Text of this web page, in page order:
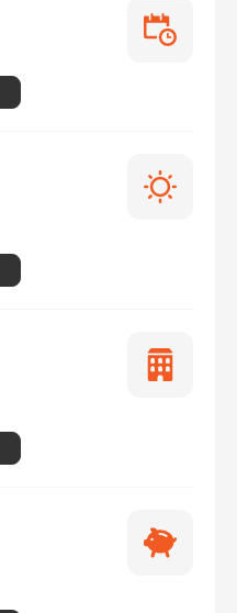
Last
Lato
Tylko
Najlepsza